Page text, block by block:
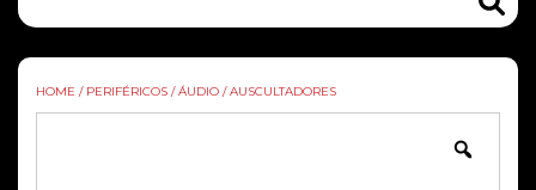
HOME / PERIFÉRICOS / ÁUDIO / AUSCULTADORES